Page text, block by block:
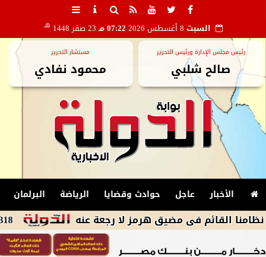
السبت 07:22 مـ 23 صفر 1448 هـ
رئيس مجلس الإدارة ورئيس التحرير
صالح شلبي
مستشار التحرير
محمود نفادي
الأخبار عاجل حوادث وقضايا الرياضة البرلمان
318 محضرًا في حملة واحدة الفشن تضرب بيد من حديد على الإشغالات ومخالفات البناء فى مضيق هرمز لا رجعة عنه